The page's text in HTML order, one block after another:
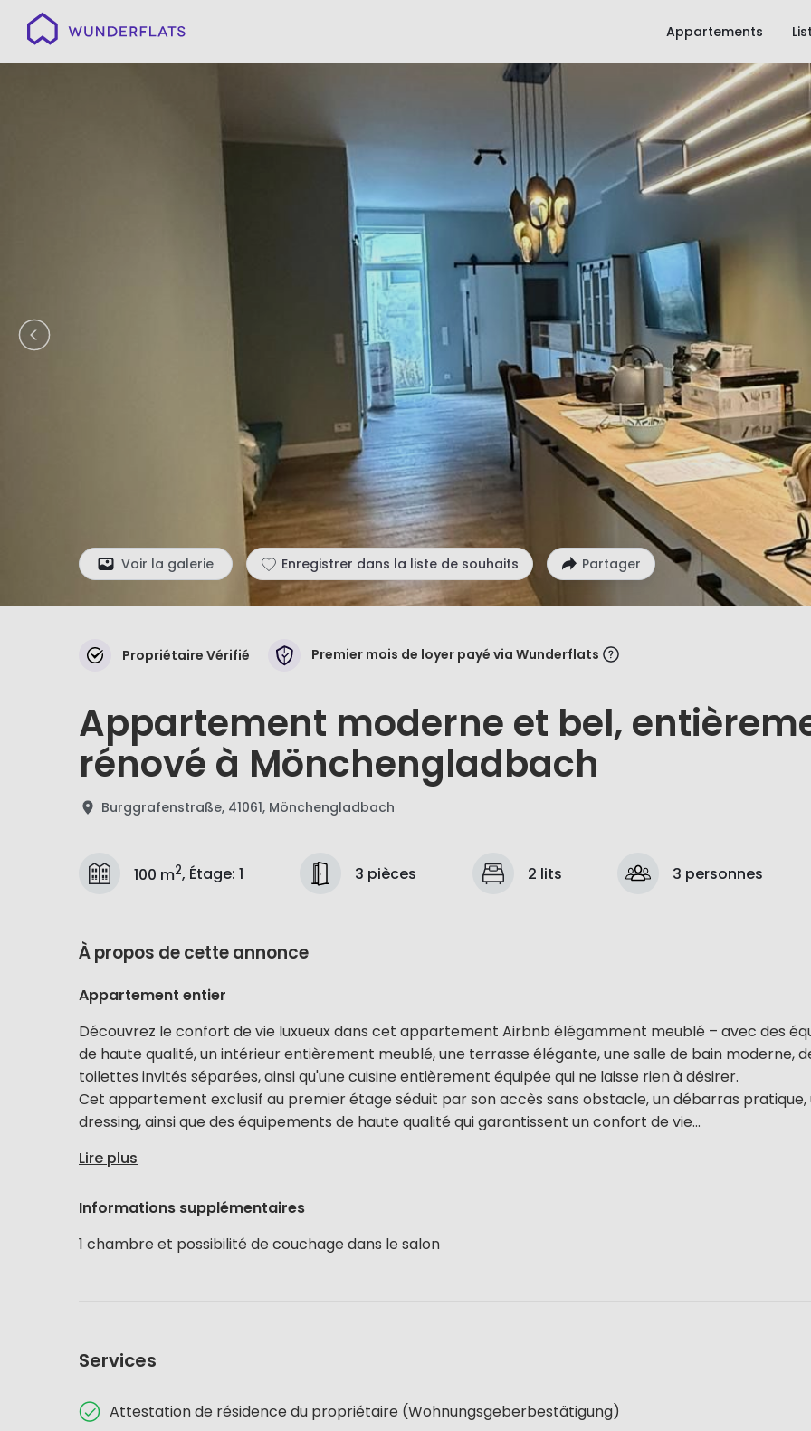
Wunderflats Appartements
Voir la galerie Enregistrer dans la liste de souhaits Partager
Propriétaire Vérifié Premier mois de loyer payé via Wunderflats
Appartement moderne et bel,
rénové à Mönchengladbach
Burggrafenstraße, 41061, Mönchengladbach
100 m2, Étage: 1 3 pièces 2 lits 3 personnes
À propos de cette annonce
Appartement entier
Découvrez le confort de vie luxueux dans cet appartement Airbnb élégamment meublé – avec des
de haute qualité, un intérieur entièrement meublé, une terrasse élégante, une salle de bain moderne,
toilettes invités séparées, ainsi qu'une cuisine entièrement équipée qui ne laisse rien à désirer.
Cet appartement exclusif au premier étage séduit par son accès sans obstacle, un débarras pratique,
dressing, ainsi que des équipements de haute qualité qui garantissent un confort de vie...
Lire plus
Informations supplémentaires
1 chambre et possibilité de couchage dans le salon
Services
Attestation de résidence du propriétaire (Wohnungsgeberbestätigung)